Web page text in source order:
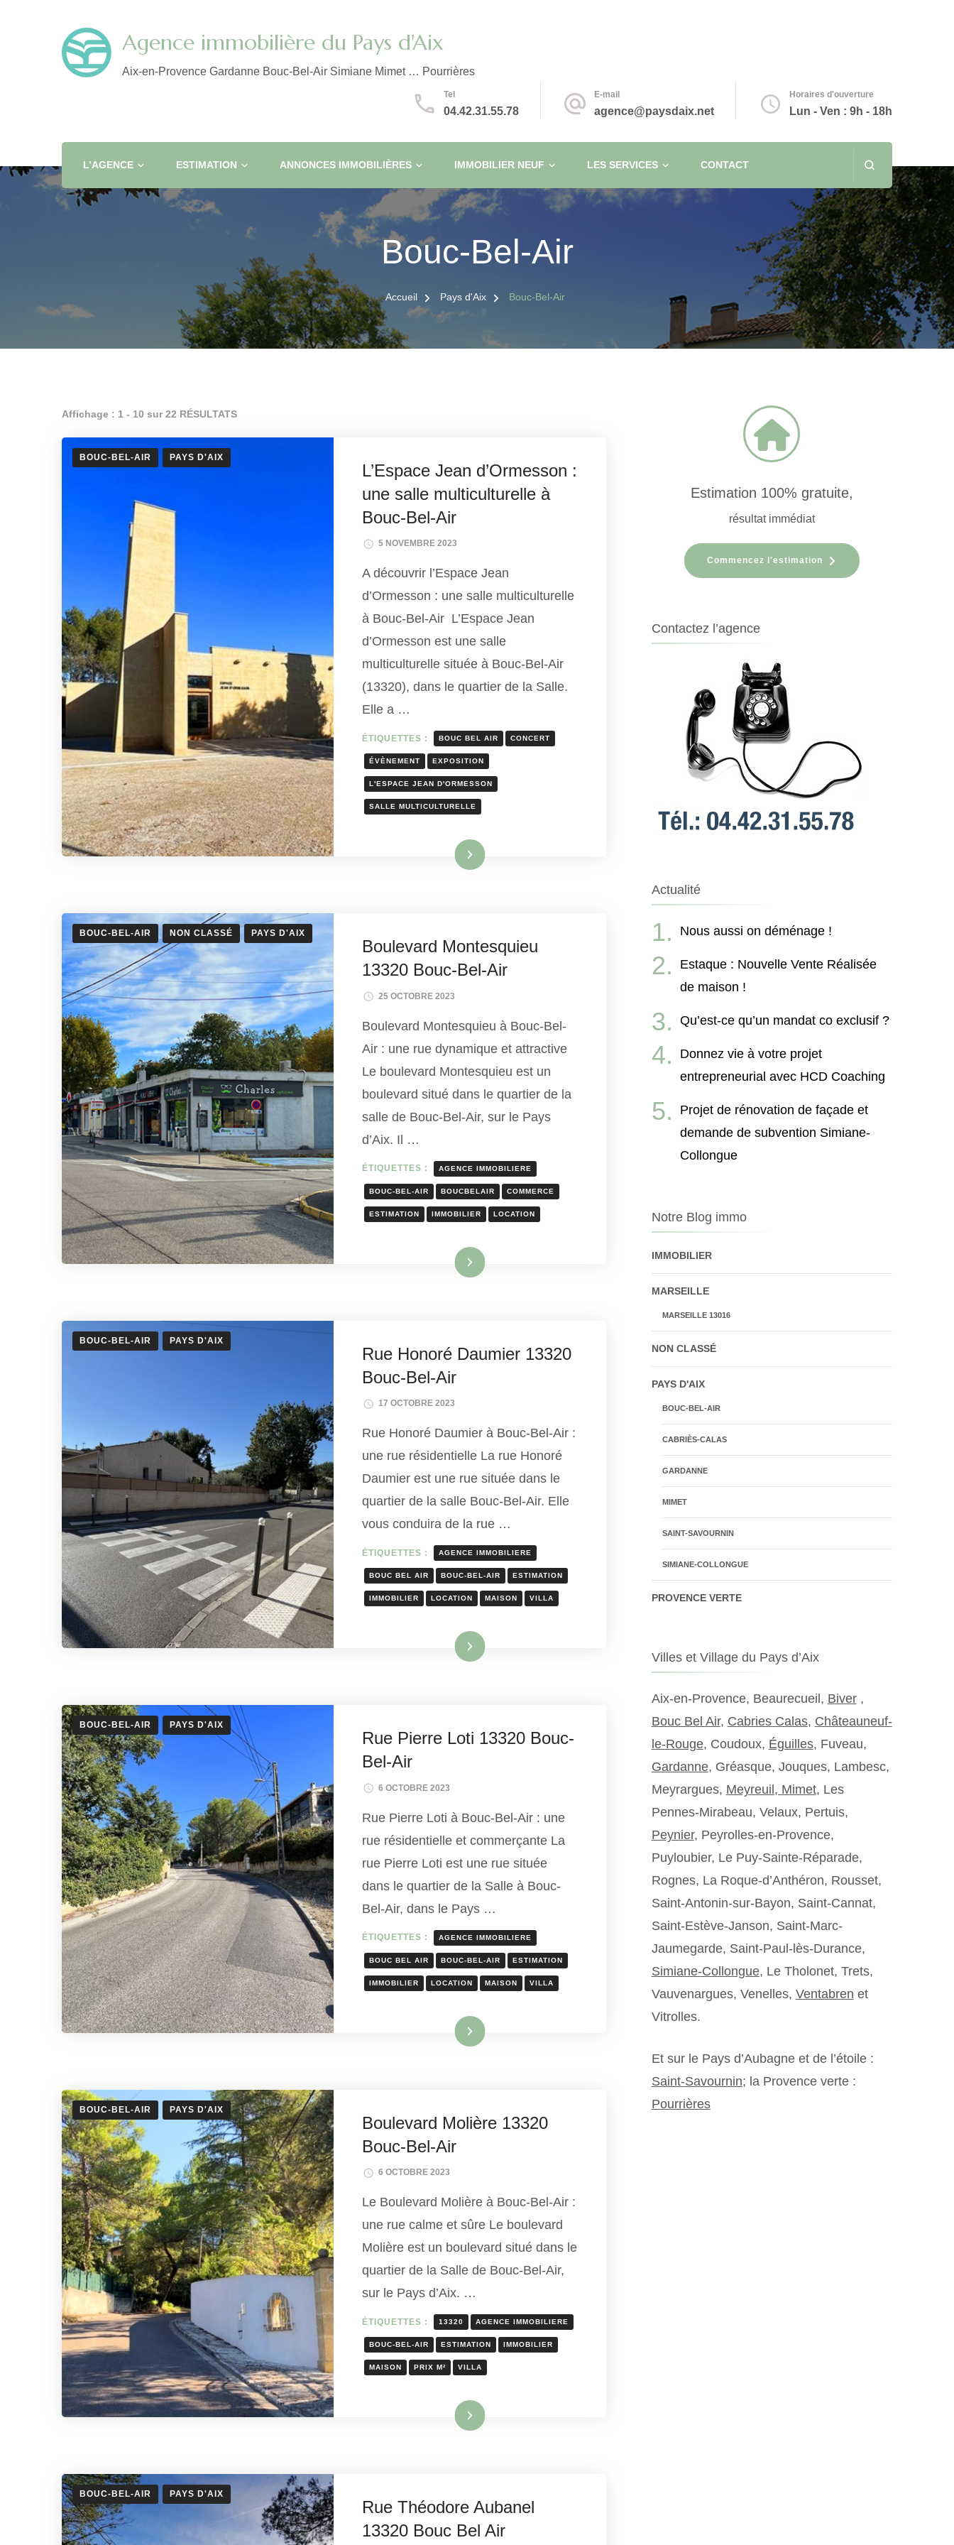
Agence immobilière du Pays d'Aix
Aix-en-Provence Gardanne Bouc-Bel-Air Simiane Mimet … Pourrières
Tel
04.42.31.55.78
E-mail
agence@paysdaix.net
Horaires d'ouverture
Lun - Ven : 9h - 18h
L’AGENCE ESTIMATION ANNONCES IMMOBILIÈRES IMMOBILIER NEUF LES SERVICES CONTACT
Bouc-Bel-Air
Accueil Pays d'Aix Bouc-Bel-Air
Affichage : 1 - 10 sur 22 RÉSULTATS
BOUC-BEL-AIR PAYS D'AIX
L’Espace Jean d’Ormesson :
une salle multiculturelle à
Bouc-Bel-Air
5 NOVEMBRE 2023
A découvrir l’Espace Jean
d’Ormesson : une salle multiculturelle
à Bouc-Bel-Air L’Espace Jean
d’Ormesson est une salle
multiculturelle située à Bouc-Bel-Air
(13320), dans le quartier de la Salle.
Elle a …
ÉTIQUETTES : BOUC BEL AIR CONCERT
ÉVÈNEMENT EXPOSITION
L'ESPACE JEAN D'ORMESSON
SALLE MULTICULTURELLE
Lire la suite
BOUC-BEL-AIR NON CLASSÉ PAYS D'AIX
Boulevard Montesquieu
13320 Bouc-Bel-Air
25 OCTOBRE 2023
Boulevard Montesquieu à Bouc-Bel-
Air : une rue dynamique et attractive
Le boulevard Montesquieu est un
boulevard situé dans le quartier de la
salle de Bouc-Bel-Air, sur le Pays
d’Aix. Il …
ÉTIQUETTES : AGENCE IMMOBILIERE
BOUC-BEL-AIR BOUCBELAIR COMMERCE
ESTIMATION IMMOBILIER LOCATION
Lire la suite
BOUC-BEL-AIR PAYS D'AIX
Rue Honoré Daumier 13320
Bouc-Bel-Air
17 OCTOBRE 2023
Rue Honoré Daumier à Bouc-Bel-Air :
une rue résidentielle La rue Honoré
Daumier est une rue située dans le
quartier de la salle Bouc-Bel-Air. Elle
vous conduira de la rue …
ÉTIQUETTES : AGENCE IMMOBILIERE
BOUC BEL AIR BOUC-BEL-AIR ESTIMATION
IMMOBILIER LOCATION MAISON VILLA
Lire la suite
BOUC-BEL-AIR PAYS D'AIX
Rue Pierre Loti 13320 Bouc-
Bel-Air
6 OCTOBRE 2023
Rue Pierre Loti à Bouc-Bel-Air : une
rue résidentielle et commerçante La
rue Pierre Loti est une rue située
dans le quartier de la Salle à Bouc-
Bel-Air, dans le Pays …
ÉTIQUETTES : AGENCE IMMOBILIERE
BOUC BEL AIR BOUC-BEL-AIR ESTIMATION
IMMOBILIER LOCATION MAISON VILLA
Lire la suite
BOUC-BEL-AIR PAYS D'AIX
Boulevard Molière 13320
Bouc-Bel-Air
6 OCTOBRE 2023
Le Boulevard Molière à Bouc-Bel-Air :
une rue calme et sûre Le boulevard
Molière est un boulevard situé dans le
quartier de la Salle de Bouc-Bel-Air,
sur le Pays d’Aix. …
ÉTIQUETTES : 13320 AGENCE IMMOBILIERE
BOUC-BEL-AIR ESTIMATION IMMOBILIER
MAISON PRIX M² VILLA
Lire la suite
BOUC-BEL-AIR PAYS D'AIX
Rue Théodore Aubanel
13320 Bouc Bel Air
Estimation 100% gratuite,
résultat immédiat
Commencez l'estimation
Contactez l’agence
Actualité
Nous aussi on déménage !
Estaque : Nouvelle Vente Réalisée
de maison !
Qu’est-ce qu’un mandat co exclusif ?
Donnez vie à votre projet
entrepreneurial avec HCD Coaching
Projet de rénovation de façade et
demande de subvention Simiane-
Collongue
Notre Blog immo
IMMOBILIER
MARSEILLE
MARSEILLE 13016
NON CLASSÉ
PAYS D'AIX
BOUC-BEL-AIR
CABRIÈS-CALAS
GARDANNE
MIMET
SAINT-SAVOURNIN
SIMIANE-COLLONGUE
PROVENCE VERTE
Villes et Village du Pays d’Aix
Aix-en-Provence, Beaurecueil, Biver,
Bouc Bel Air, Cabries Calas, Châteauneuf-
le-Rouge, Coudoux, Éguilles, Fuveau,
Gardanne, Gréasque, Jouques, Lambesc,
Meyrargues, Meyreuil, Mimet, Les
Pennes-Mirabeau, Velaux, Pertuis,
Peynier, Peyrolles-en-Provence,
Puyloubier, Le Puy-Sainte-Réparade,
Rognes, La Roque-d’Anthéron, Rousset,
Saint-Antonin-sur-Bayon, Saint-Cannat,
Saint-Estève-Janson, Saint-Marc-
Jaumegarde, Saint-Paul-lès-Durance,
Simiane-Collongue, Le Tholonet, Trets,
Vauvenargues, Venelles, Ventabren et
Vitrolles.
Et sur le Pays d’Aubagne et de l’étoile :
Saint-Savournin; la Provence verte :
Pourrières